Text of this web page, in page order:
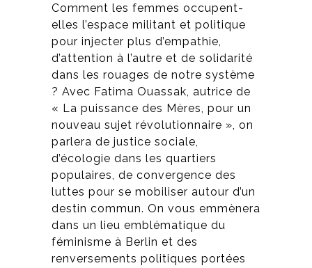
Comment les femmes occupent-
elles l’espace militant et politique
pour injecter plus d’empathie,
d’attention à l’autre et de solidarité
dans les rouages de notre système
? Avec Fatima Ouassak, autrice de
« La puissance des Mères, pour un
nouveau sujet révolutionnaire », on
parlera de justice sociale,
d’écologie dans les quartiers
populaires, de convergence des
luttes pour se mobiliser autour d’un
destin commun. On vous emmènera
dans un lieu emblématique du
féminisme à Berlin et des
renversements politiques portées